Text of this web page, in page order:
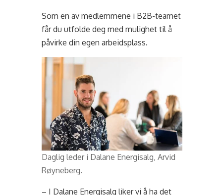
Som en av medlemmene i B2B-teamet
får du utfolde deg med mulighet til å
påvirke din egen arbeidsplass.
Daglig leder i Dalane Energisalg, Arvid
Røyneberg.
– I Dalane Energisalg liker vi å ha det